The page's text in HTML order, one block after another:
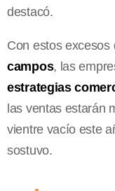
destacó.
Con estos excesos
campos, las
estrategias
las ventas estarán
vientre vacío este
sostuvo.